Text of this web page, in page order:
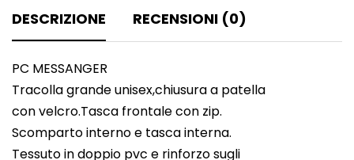
DESCRIZIONE RECENSIONI (0)
PC MESSANGER
Tracolla grande unisex,chiusura a patella
con velcro.Tasca frontale con zip.
Scomparto interno e tasca interna.
Tessuto in doppio pvc e rinforzo sugli